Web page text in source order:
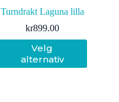
Turndrakt Laguna lilla
kr899.00
Velg
alternativ
Dette
produktet
har